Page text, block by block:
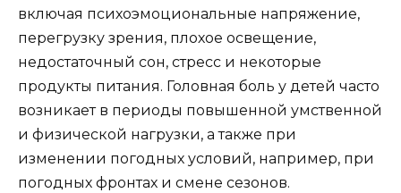
включая психоэмоциональные напряжение,
перегрузку зрения, плохое освещение,
недостаточный сон, стресс и некоторые
продукты питания. Головная боль у детей часто
возникает в периоды повышенной умственной
и физической нагрузки, а также при
изменении погодных условий, например, при
погодных фронтах и смене сезонов.